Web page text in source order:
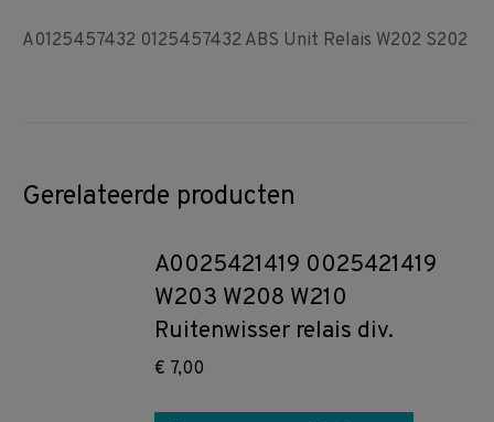
A0125457432 0125457432 ABS Unit Relais W202 S202
Gerelateerde producten
A0025421419 0025421419
W203 W208 W210
Ruitenwisser relais div.
€ 7,00